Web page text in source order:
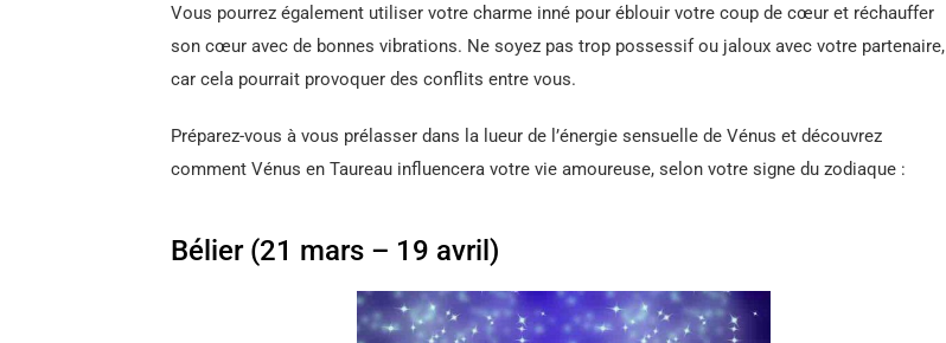
Vous pourrez également utiliser votre charme inné pour éblouir votre coup de cœur et réchauffer
son cœur avec de bonnes vibrations. Ne soyez pas trop possessif ou jaloux avec votre partenaire,
car cela pourrait provoquer des conflits entre vous.
Préparez-vous à vous prélasser dans la lueur de l’énergie sensuelle de Vénus et découvrez
comment Vénus en Taureau influencera votre vie amoureuse, selon votre signe du zodiaque :
Bélier (21 mars – 19 avril)